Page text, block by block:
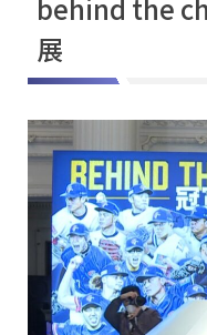
behind the
展